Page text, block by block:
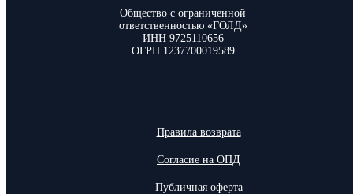
Общество с ограниченной
ответственностью «ГОЛД»
ИНН 9725110656
ОГРН 1237700019589
Правила возврата
Согласие на ОПД
Публичная оферта